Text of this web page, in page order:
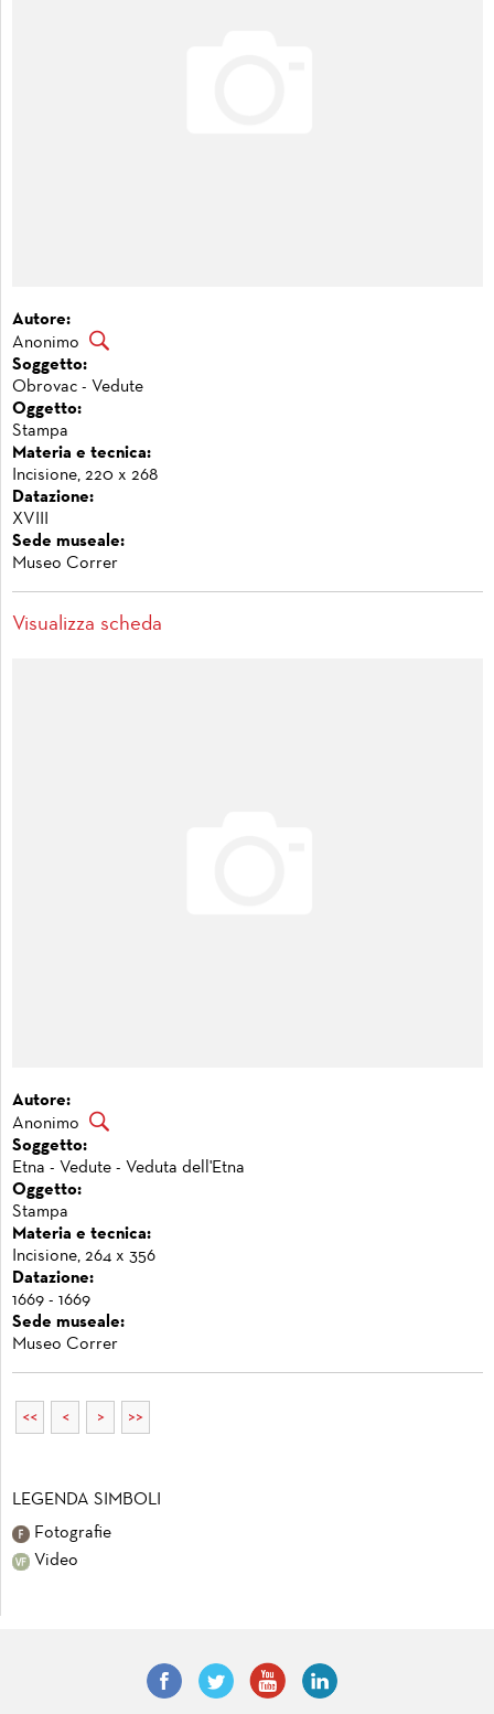
Autore:
Anonimo
Soggetto:
Obrovac - Vedute
Oggetto:
Stampa
Materia e tecnica:
Incisione, 220 x 268
Datazione:
XVIII
Sede museale:
Museo Correr
Visualizza scheda
Autore:
Anonimo
Soggetto:
Etna - Vedute - Veduta dell'Etna
Oggetto:
Stampa
Materia e tecnica:
Incisione, 264 x 356
Datazione:
1669 - 1669
Sede museale:
Museo Correr
<< < > >>
LEGENDA SIMBOLI
Fotografie
Video